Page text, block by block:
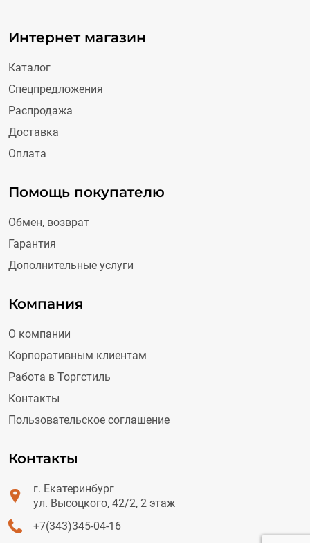
Интернет магазин
Каталог
Спецпредложения
Распродажа
Доставка
Оплата
Помощь покупателю
Обмен, возврат
Гарантия
Дополнительные услуги
Компания
О компании
Корпоративным клиентам
Работа в Торгстиль
Контакты
Пользовательское соглашение
Контакты
г. Екатеринбург
ул. Высоцкого, 42/2, 2 этаж
+7(343)345-04-16